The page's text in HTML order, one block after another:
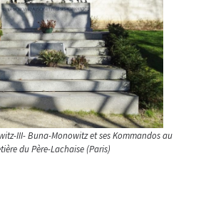
III- Buna-Monowitz et ses Kommandos au
du Père-Lachaise (Paris)